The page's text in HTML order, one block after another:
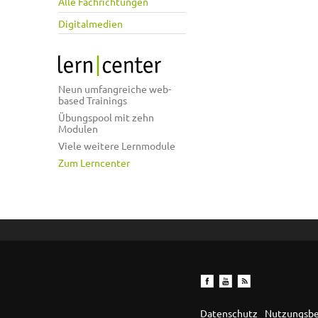
Digitalmedien
Neun umfangreiche web-
based Trainings
Übungspool mit zehn
Modulen
Viele weitere Lernmodule
Zum Lerncenter
Datenschutz